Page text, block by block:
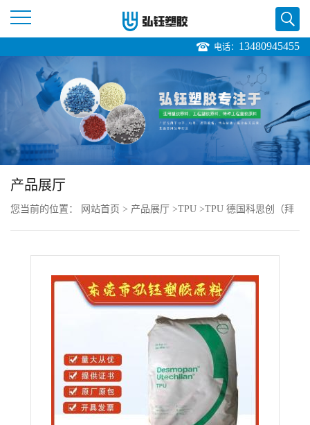
页
公
电话： 13480945455
产品展厅
您当前的位置： 网站首页 > 产品展厅 >TPU >TPU 德国科思创（拜